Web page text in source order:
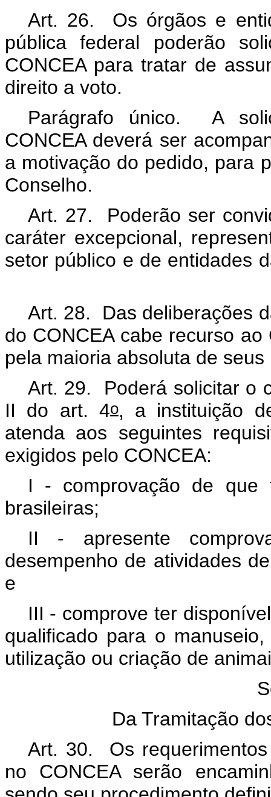
Art. 26. Os órgãos e
pública federal poderão
CONCEA para tratar de
direito a voto.
Parágrafo único. A
CONCEA deverá ser
a motivação do pedido, para
Conselho.
Art. 27. Poderão ser
caráter excepcional,
setor público e de entidades
Art. 28. Das deliberações
do CONCEA cabe recurso
pela maioria absoluta de
Art. 29. Poderá solicitar o
II do art. 4o, a instituição
atenda aos seguintes
exigidos pelo CONCEA:
I - comprovação de que
brasileiras;
II - apresente
desempenho de atividades
e
III - comprove ter
qualificado para o
utilização ou criação de
Da Tramitação
Art. 30. Os
no CONCEA serão